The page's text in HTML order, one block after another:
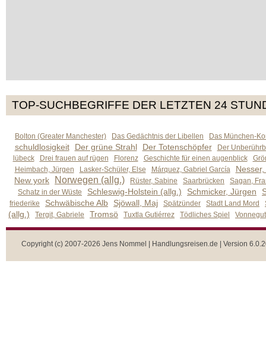
TOP-SUCHBEGRIFFE DER LETZTEN 24
Bolton (Greater Manchester) Das Gedächtnis der Libellen Das München-
schuldlosigkeit Der grüne Strahl Der Totenschöpfer
Der
lübeck
Drei frauen auf rügen Florenz Geschichte für einen augenblick
Heimbach, Jürgen
Lasker-Schüler, Else Márquez, Gabriel García
New york
Norwegen (allg.) Rüster, Sabine Saarbrücken
Sagan,
Schatz in der Wüste
Schleswig-Holstein (allg.) Schmicker, Jürgen
friederike Schwäbische Alb Sjöwall, Maj Spätzünder Stadt Land Mord
(allg.) Tergit, Gabriele Tromsö Tuxtla Gutiérrez Tödliches Spiel
Copyright (c) 2007-2026 Jens Nommel | Handlungsreisen.de | Version